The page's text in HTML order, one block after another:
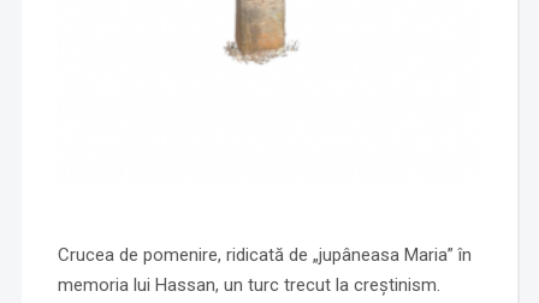
Crucea de pomenire, ridicată de „jupâneasa Maria” în
memoria lui Hassan, un turc trecut la creștinism.